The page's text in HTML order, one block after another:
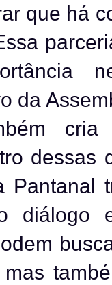
que há
da
diálogo